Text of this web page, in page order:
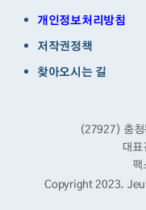
개인정보처리방침
저작권정책
찾아오시는 길
(27927) 충청
대
Copyright 2023.